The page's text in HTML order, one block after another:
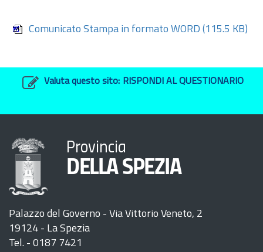
Comunicato Stampa in formato WORD (115.5 KB)
Valuta questo sito: RISPONDI AL QUESTIONARIO
Provincia
DELLA SPEZIA
Palazzo del Governo - Via Vittorio Veneto, 2
19124 - La Spezia
Tel. - 0187 7421